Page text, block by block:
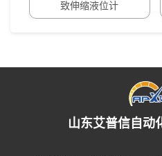
致伸缩液位计
山东艾普信自动